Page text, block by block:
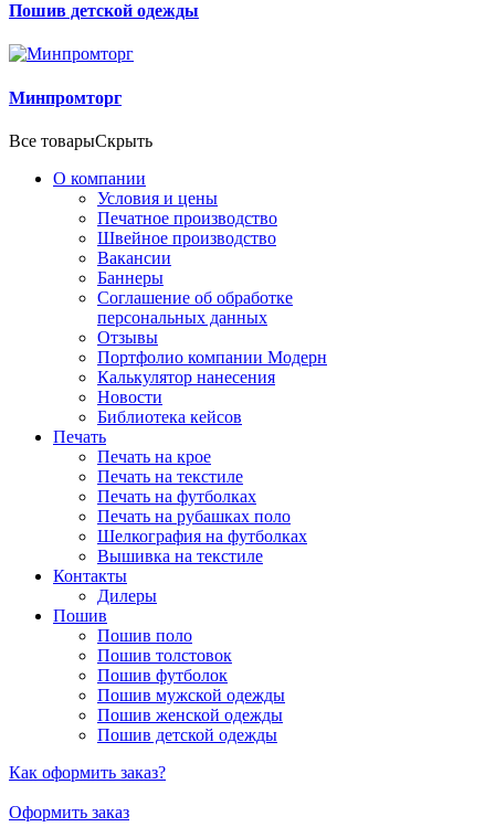
Пошив детской одежды
Минпромторг
Все товарыСкрыть
О компании
Условия и цены
Печатное производство
Швейное производство
Вакансии
Баннеры
Соглашение об обработке
персональных данных
Отзывы
Портфолио компании Модерн
Калькулятор нанесения
Новости
Библиотека кейсов
Печать
Печать на крое
Печать на текстиле
Печать на футболках
Печать на рубашках поло
Шелкография на футболках
Вышивка на текстиле
Контакты
Дилеры
Пошив
Пошив поло
Пошив толстовок
Пошив футболок
Пошив мужской одежды
Пошив женской одежды
Пошив детской одежды
Как оформить заказ?
Оформить заказ